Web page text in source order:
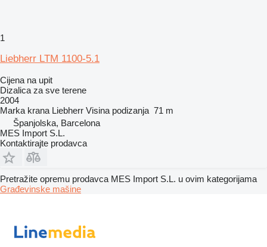
1
Liebherr LTM 1100-5.1
Cijena na upit
Dizalica za sve terene
2004
Marka krana Liebherr Visina podizanja 71 m
Španjolska, Barcelona
MES Import S.L.
Kontaktirajte prodavca
Pretražite opremu prodavca MES Import S.L. u ovim kategorijama
Građevinske mašine